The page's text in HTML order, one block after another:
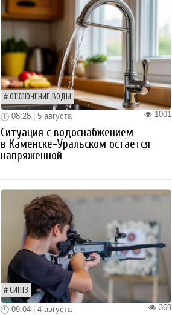
ОТКЛЮЧЕНИЕ ВОДЫ
1001
08:28 | 5 августа
Ситуация с водоснабжением
в Каменске-Уральском остается
напряженной
СИНТЗ
369
09:04 | 4 августа